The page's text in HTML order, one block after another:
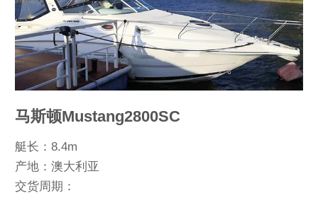
马斯顿Mustang2800SC
艇长：8.4m
产地：澳大利亚
交货周期：